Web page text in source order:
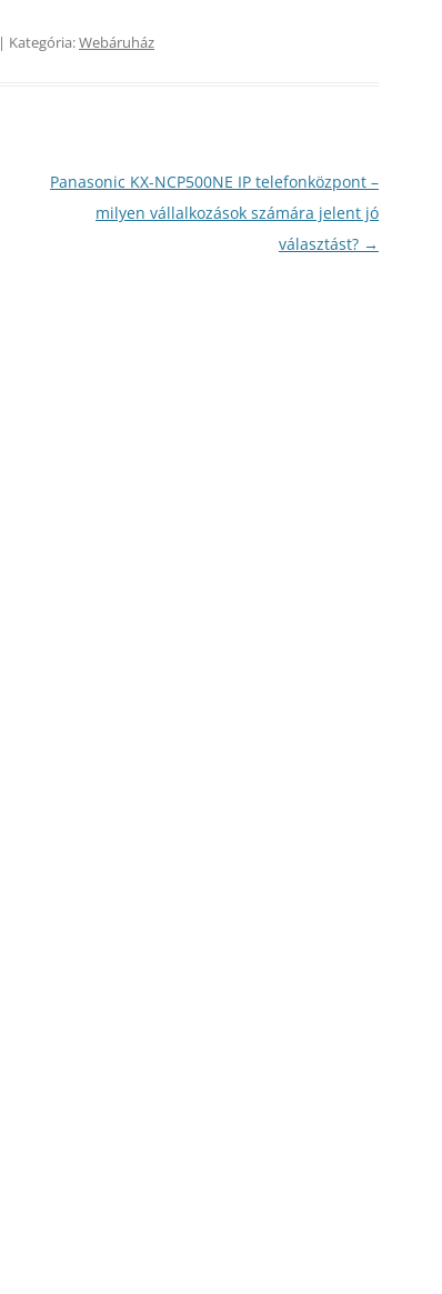
| Kategória:Webáruház
Panasonic KX-NCP500NE IP telefonközpont –
milyen vállalkozások számára jelent jó
választást? →